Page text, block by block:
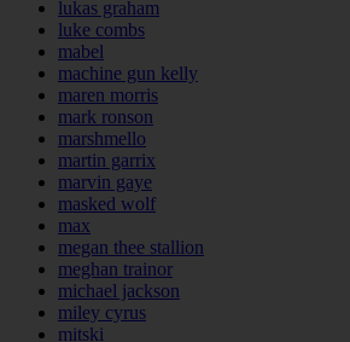
lukas graham
luke combs
mabel
machine gun kelly
maren morris
mark ronson
marshmello
martin garrix
marvin gaye
masked wolf
max
megan thee stallion
meghan trainor
michael jackson
miley cyrus
mitski